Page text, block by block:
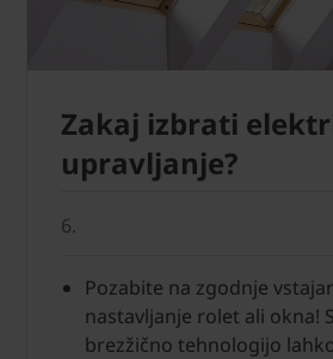
Zakaj izbrati
upravljanje?
6.
Pozabite na zgodnje
nastavljanje rolet ali okna!
brezžično tehnologijo